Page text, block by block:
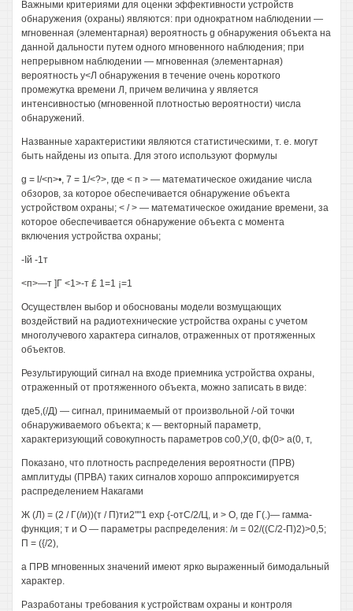
Важными критериями для оценки эффективности устройств
обнаружения (охраны) являются: при однократном наблюдении —
мгновенная (элементарная) вероятность g обнаружения объекта на
данной дальности путем одного мгновенного наблюдения; при
непрерывном наблюдении — мгновенная (элементарная)
вероятность у<Л обнаружения в течение очень короткого
промежутка времени Л, причем величина у является
интенсивностью (мгновенной плотностью вероятности) числа
обнаружений.
Названные характеристики являются статистическими, т. е. могут
быть найдены из опыта. Для этого используют формулы
g = l/<n>•, 7 = 1/<?>, где < п > — математическое ожидание числа
обзоров, за которое обеспечивается обнаружение объекта
устройством охраны; < / > — математическое ожидание времени, за
которое обеспечивается обнаружение объекта с момента
включения устройства охраны;
-Iй -1т
<п>—т ]Г <1>-т £ 1=1 ¡=1
Осуществлен выбор и обоснованы модели возмущающих
воздействий на радиотехнические устройства охраны с учетом
многолучевого характера сигналов, отраженных от протяженных
объектов.
Результирующий сигнал на входе приемника устройства охраны,
отраженный от протяженного объекта, можно записать в виде:
где5,(/Д) — сигнал, принимаемый от произвольной /-ой точки
обнаруживаемого объекта; к — векторный параметр,
характеризующий совокупность параметров со0,У(0, ф(0> а(0, т,
Показано, что плотность распределения вероятности (ПРВ)
амплитуды (ПРВА) таких сигналов хорошо аппроксимируется
распределением Накагами
Ж (Л) = (2 / Г(/и))(т / П)ти2""1 ехр {-отС/2/Ц, и > О, где Г(.)— гамма-
функция; т и О — параметры распределения: /и = 02/((С/2-П)2)>0,5;
П = ({/2),
а ПРВ мгновенных значений имеют ярко выраженный бимодальный
характер.
Разработаны требования к устройствам охраны и контроля